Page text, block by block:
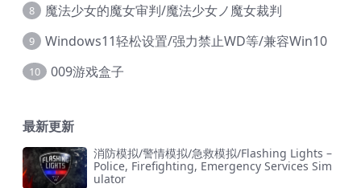
8 魔法少女的魔女审判/魔法少女ノ魔女裁判
9 Windows11轻松设置/强力禁止WD等/兼容Win10
10 009游戏盒子
最新更新
消防模拟/警情模拟/急救模拟/Flashing Lights –
Police, Firefighting, Emergency Services Sim
ulator